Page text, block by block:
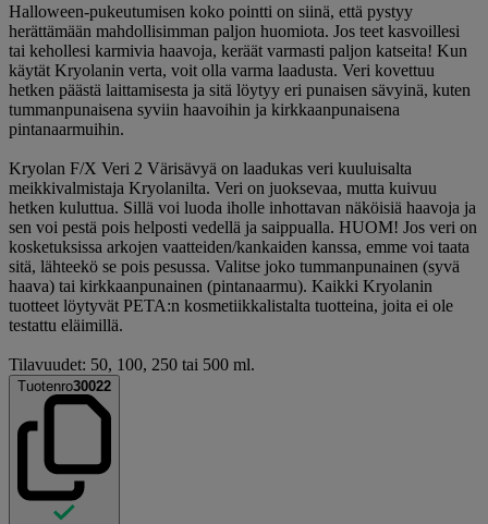
Halloween-pukeutumisen koko pointti on siinä, että pystyy
herättämään mahdollisimman paljon huomiota. Jos teet kasvoillesi
tai kehollesi karmivia haavoja, keräät varmasti paljon katseita! Kun
käytät Kryolanin verta, voit olla varma laadusta. Veri kovettuu
hetken päästä laittamisesta ja sitä löytyy eri punaisen sävyinä, kuten
tummanpunaisena syviin haavoihin ja kirkkaanpunaisena
pintanaarmuihin.
Kryolan F/X Veri 2 Värisävyä on laadukas veri kuuluisalta
meikkivalmistaja Kryolanilta. Veri on juoksevaa, mutta kuivuu
hetken kuluttua. Sillä voi luoda iholle inhottavan näköisiä haavoja ja
sen voi pestä pois helposti vedellä ja saippualla. HUOM! Jos veri on
kosketuksissa arkojen vaatteiden/kankaiden kanssa, emme voi taata
sitä, lähteekö se pois pesussa. Valitse joko tummanpunainen (syvä
haava) tai kirkkaanpunainen (pintanaarmu). Kaikki Kryolanin
tuotteet löytyvät PETA:n kosmetiikkalistalta tuotteina, joita ei ole
testattu eläimillä.
Tilavuudet: 50, 100, 250 tai 500 ml.
Tuotenro30022